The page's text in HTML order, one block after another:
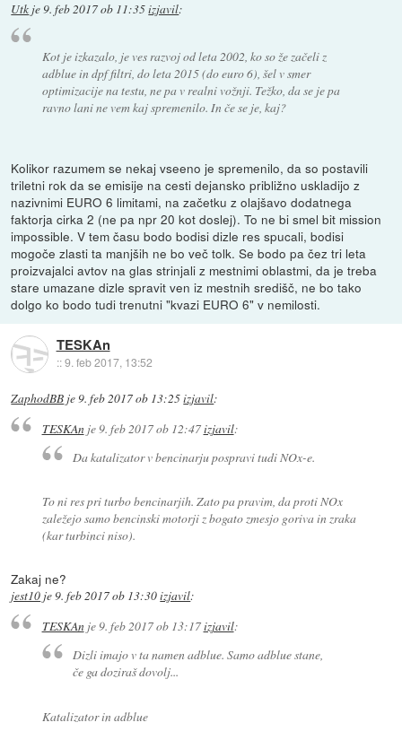
Utk je9. feb 2017 ob 11:35izjavil:
Kot je izkazalo, je ves razvoj od leta 2002, ko so že začeli z
adblue in dpf filtri, do leta 2015 (do euro 6), šel v smer
optimizacije na testu, ne pa v realni vožnji. Težko, da se je pa
ravno lani ne vem kaj spremenilo. In če se je, kaj?
Kolikor razumem se nekaj vseeno je spremenilo, da so postavili
triletni rok da se emisije na cesti dejansko približno uskladijo z
nazivnimi EURO 6 limitami, na začetku z olajšavo dodatnega
faktorja cirka 2 (ne pa npr 20 kot doslej). To ne bi smel bit mission
impossible. V tem času bodo bodisi dizle res spucali, bodisi
mogoče zlasti ta manjših ne bo več tolk. Se bodo pa čez tri leta
proizvajalci avtov na glas strinjali z mestnimi oblastmi, da je treba
stare umazane dizle spravit ven iz mestnih središč, ne bo tako
dolgo ko bodo tudi trenutni "kvazi EURO 6" v nemilosti.
TESKAn
::9. feb 2017, 13:52
ZaphodBB je9. feb 2017 ob 13:25izjavil:
TESKAnje 9. feb 2017 ob 12:47izjavil:
Da katalizator v bencinarju pospravi tudi NOx-e.
To ni res pri turbo bencinarjih. Zato pa pravim, da proti NOx
zaležejo samo bencinski motorji z bogato zmesjo goriva in zraka
(kar turbinci niso).
Zakaj ne?
jest10 je9. feb 2017 ob 13:30izjavil:
TESKAnje 9. feb 2017 ob 13:17izjavil:
Dizli imajo v ta namen adblue. Samo adblue stane,
če ga doziraš dovolj...
Katalizator in adblue